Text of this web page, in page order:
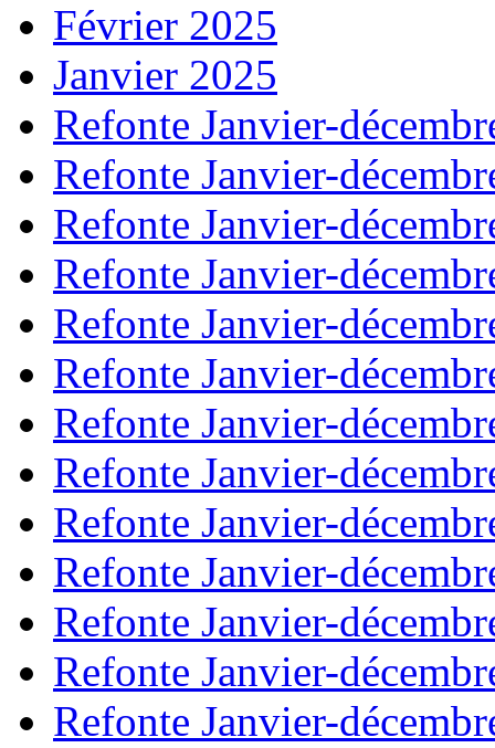
Février 2025
Janvier 2025
Refonte Janvier-
Refonte Janvier-
Refonte Janvier-
Refonte Janvier-
Refonte Janvier-
Refonte Janvier-
Refonte Janvier-
Refonte Janvier-
Refonte Janvier-
Refonte Janvier-
Refonte Janvier-
Refonte Janvier-
Refonte Janvier-